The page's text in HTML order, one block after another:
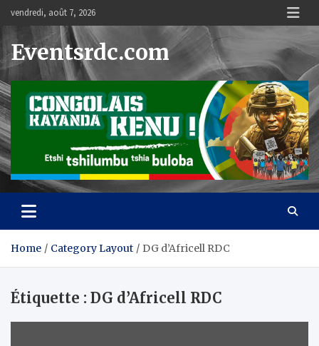
content
vendredi, août 7, 2026
Eventsrdc.com
Home Category Layout DG d’Africell RDC
Étiquette : DG d’Africell RDC